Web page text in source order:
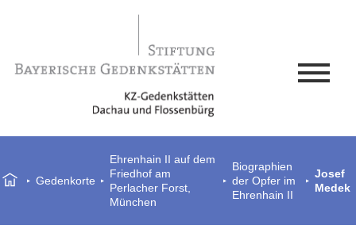
Gedenkorte
Ehrenhain II auf dem
Friedhof am
Perlacher Forst,
München
Biographien
der Opfer im
Ehrenhain II
Josef
Medek